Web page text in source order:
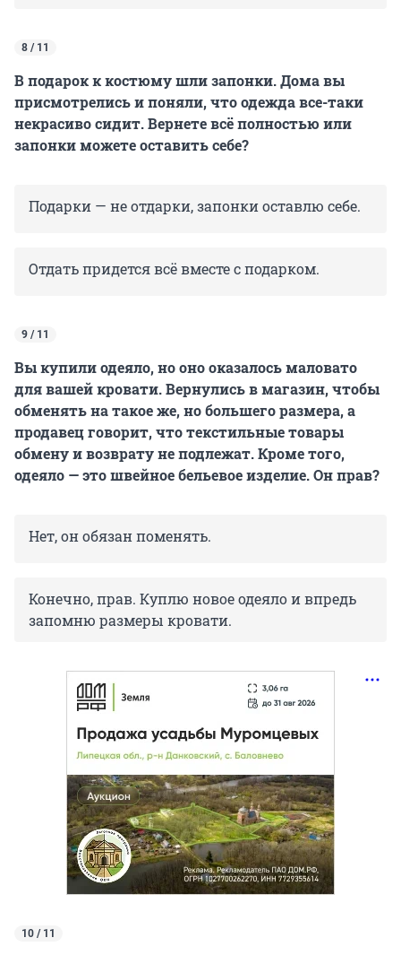
8 / 11
В подарок к костюму шли запонки. Дома вы
присмотрелись и поняли, что одежда все-таки
некрасиво сидит. Вернете всё полностью или
запонки можете оставить себе?
Подарки — не отдарки, запонки оставлю себе.
Отдать придется всё вместе с подарком.
9 / 11
Вы купили одеяло, но оно оказалось маловато
для вашей кровати. Вернулись в магазин, чтобы
обменять на такое же, но большего размера, а
продавец говорит, что текстильные товары
обмену и возврату не подлежат. Кроме того,
одеяло — это швейное бельевое изделие. Он прав?
Нет, он обязан поменять.
Конечно, прав. Куплю новое одеяло и впредь
запомню размеры кровати.
10 / 11